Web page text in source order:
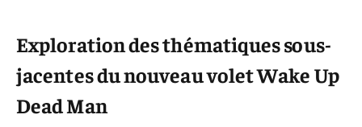
Exploration des thématiques sous-
jacentes du nouveau volet Wake Up
Dead Man